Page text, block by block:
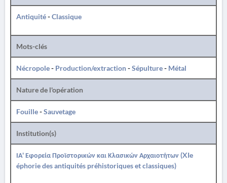
Antiquité-Classique
Mots-clés
Nécropole- Production/extraction-Sépulture- Métal
Nature de l'opération
Fouille-Sauvetage
Institution(s)
ΙΑ' Εφορεία Προϊστορικών και Κλασικών Αρχαιοτήτων (XIe
éphorie des antiquités préhistoriques et classiques)